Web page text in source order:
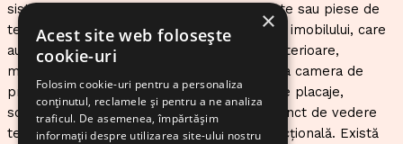
sistem de sonorizare pentru filme, concerte sau piese de
teatru. S-au efectuat lucrări de reabilitare a imobilului, care
au vizat rezistența construcției, fațadele exterioare,
modernizarea instalațiilor, renovări, lucrări la camera de
proiecție, lobby, grupurile sanitare, montare placaje,
scaune. Cinematograful este echipat din punct de vedere
tehnic ca să funcţioneze ca o sală multifuncţională. Există
×
Acest site web folosește
cookie-uri
Folosim cookie-uri pentru a personaliza
conținutul, reclamele și pentru a ne analiza
traficul. De asemenea, împărtășim
informații despre utilizarea site-ului nostru